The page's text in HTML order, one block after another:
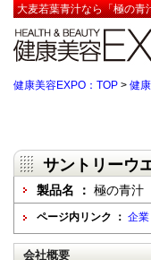
大麦若葉青汁なら「極の青
健康美容EXPO：TOP > 健
サントリーウ
製品名 ： 極の青汁
ページ内リンク ： 企業
会社概要